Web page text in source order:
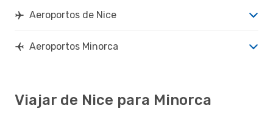
Aeroportos de Nice
Aeroportos Minorca
Viajar de Nice para Minorca